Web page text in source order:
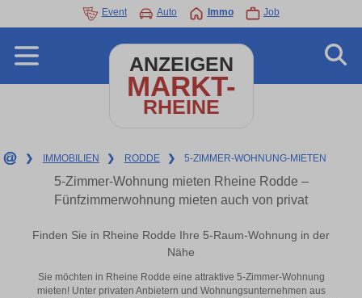
Event Auto Immo Job
ANZEIGEN
MARKT-
RHEINE
❯ IMMOBILIEN ❯ RODDE ❯ 5-ZIMMER-WOHNUNG-MIETEN
5-Zimmer-Wohnung mieten Rheine Rodde –
Fünfzimmerwohnung mieten auch von privat
Finden Sie in Rheine Rodde Ihre 5-Raum-Wohnung in der
Nähe
Sie möchten in Rheine Rodde eine attraktive 5-Zimmer-Wohnung
mieten! Unter privaten Anbietern und Wohnungsunternehmen aus